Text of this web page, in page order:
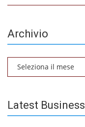
Archivio
Latest Business